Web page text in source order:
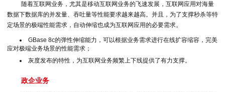
随着互联网业务，尤其是移动互联网业务的飞速发展，互联网应用对海量
数据下数据库的并发量、吞吐量等性能要求越来越高。并且，为了支撑秒杀等特
定场景的极端性能需求，自动伸缩也成为互联网应用的必要需求。
GBase 8c的弹性伸缩能力，可以根据业务需求进行在线扩容缩容，完美
应对极端业务场景的性能需求；
灰度发布的特性，为互联网业务频繁上下线提供了有力支撑。
政企业务